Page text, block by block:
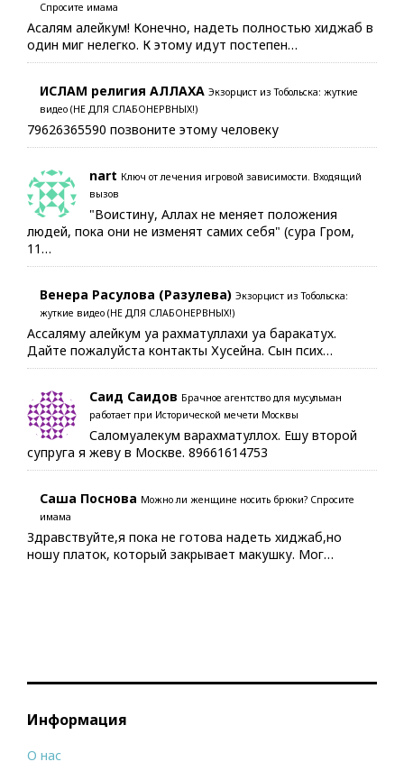
Спросите имама
Асалям алейкум! Конечно, надеть полностью хиджаб в
один миг нелегко. К этому идут постепен…
ИСЛАМ религия АЛЛАХА Экзорцист из Тобольска: жуткие
видео (НЕ ДЛЯ СЛАБОНЕРВНЫХ!)
79626365590 позвоните этому человеку
nart Ключ от лечения игровой зависимости. Входящий
вызов
"Воистину, Аллах не меняет положения
людей, пока они не изменят самих себя" (сура Гром,
11…
Венера Расулова (Разулева) Экзорцист из Тобольска:
жуткие видео (НЕ ДЛЯ СЛАБОНЕРВНЫХ!)
Ассаляму алейкум уа рахматуллахи уа баракатух.
Дайте пожалуйста контакты Хусейна. Сын псих…
Саид Саидов Брачное агентство для мусульман
работает при Исторической мечети Москвы
Саломуалекум варахматуллох. Ешу второй
супруга я жеву в Москве. 89661614753
Саша Поснова Можно ли женщине носить брюки? Спросите
имама
Здравствуйте,я пока не готова надеть хиджаб,но
ношу платок, который закрывает макушку. Мог…
Информация
О нас